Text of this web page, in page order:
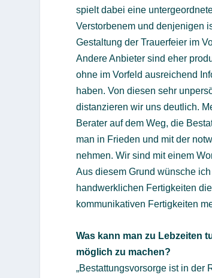
spielt dabei eine
Verstorbenem und denjenigen
Gestaltung der Trauerfeier im
Andere Anbieter sind eher
ohne im Vorfeld ausreichend
haben. Von diesen sehr
distanzieren wir uns deutlich.
Berater auf dem Weg, die
man in Frieden und mit der
nehmen. Wir sind mit einem
Aus diesem Grund wünsche
handwerklichen Fertigkeiten
kommunikativen Fertigkeiten
Was kann man zu Lebzeiten
möglich zu machen?
„Bestattungsvorsorge ist in der